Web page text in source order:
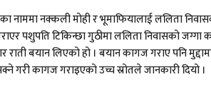
नाममा नक्कली मोही र भूमाफियालाई ललिता
गराएर पशुपति टिकिन्छा गुठीमा ललिता निवासको
बयान लिएको हो । बयान कागज गराए पनि
गरी कागज गराइएको उच्च स्रोतले जानकारी दियो ।